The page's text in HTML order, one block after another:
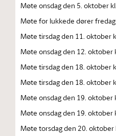
Møte onsdag den 5. oktober
Møte for lukkede dører
Møte tirsdag den 11. oktober
Møte onsdag den 12. oktober
Møte tirsdag den 18. oktober
Møte tirsdag den 18. oktober
Møte onsdag den 19. oktober
Møte onsdag den 19. oktober
Møte torsdag den 20. oktober